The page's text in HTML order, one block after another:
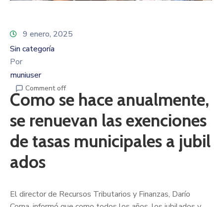
9 enero, 2025
Sin categoría
Por
muniuser
Comment off
Como se hace anualmente,
se renuevan las exenciones
de tasas municipales a jubil
ados
El director de Recursos Tributarios y Finanzas, Darío